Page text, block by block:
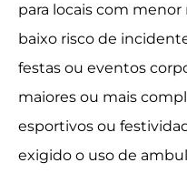
para locais com
baixo risco de
festas ou eventos
maiores ou mais
esportivos ou
exigido o uso de